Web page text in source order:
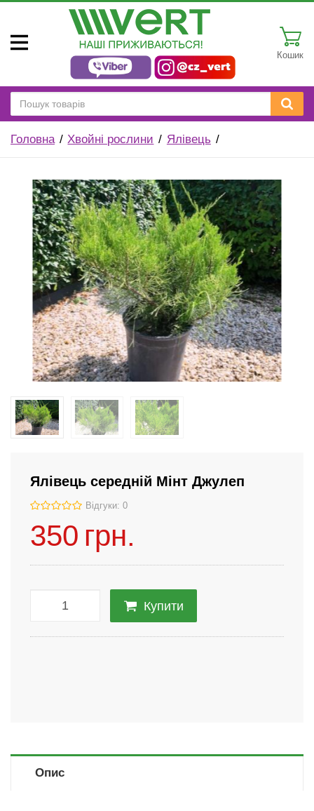
Кошик
Головна Хвойні рослини Ялівець
Ялівець середній Мінт Джулеп
Відгуки: 0
350 грн.
Купити
Опис